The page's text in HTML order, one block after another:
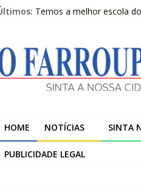
Temos a melhor escola
A despedida de Heitor
Trombini investe R$ 120
Cidade
HOME NOTÍCIAS SINTA
PUBLICIDADE LEGAL